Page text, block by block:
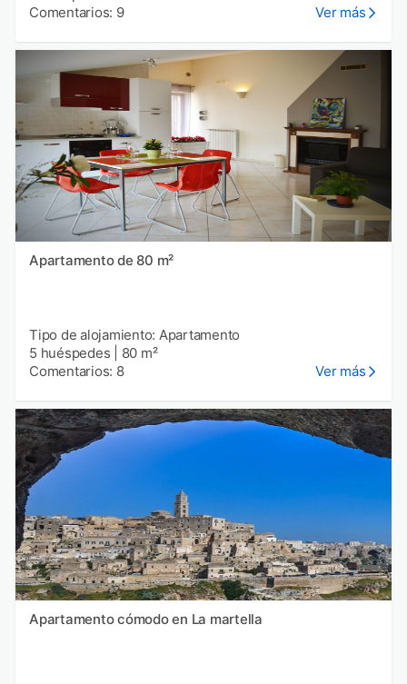
Comentarios: 9
Ver más
Apartamento de 80 m²
Tipo de alojamiento: Apartamento
5 huéspedes
80 m²
Comentarios: 8
Ver más
Apartamento cómodo en La martella